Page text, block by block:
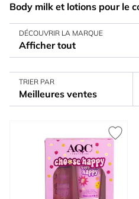
Body milk et lotions pour le
DÉCOUVRIR LA MARQUE
Afficher tout
TRIER PAR
Meilleures ventes